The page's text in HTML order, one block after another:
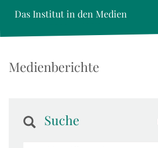
Das Institut in den Medien
Medienberichte
Suche